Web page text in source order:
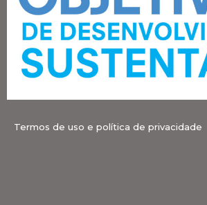
Termos de uso e política de privacidade